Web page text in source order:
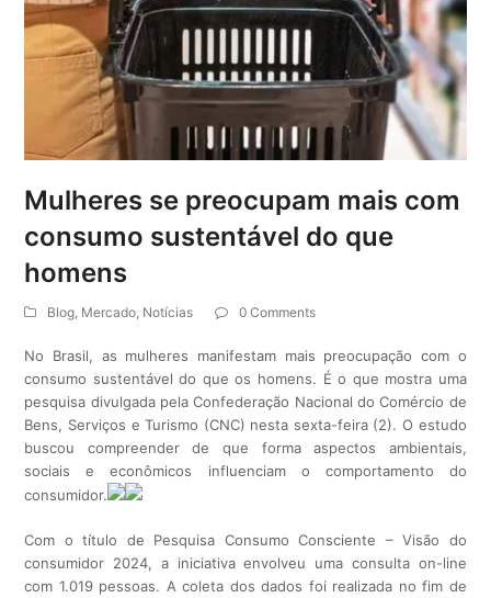
Mulheres se preocupam mais com
consumo sustentável do que
homens
Blog, Mercado, Notícias 0 Comments
No Brasil, as mulheres manifestam mais preocupação com o
consumo sustentável do que os homens. É o que mostra uma
pesquisa divulgada pela Confederação Nacional do Comércio de
Bens, Serviços e Turismo (CNC) nesta sexta-feira (2). O estudo
buscou compreender de que forma aspectos ambientais,
sociais e econômicos influenciam o comportamento do
consumidor.
Com o título de Pesquisa Consumo Consciente – Visão do
consumidor 2024, a iniciativa envolveu uma consulta on-line
com 1.019 pessoas. A coleta dos dados foi realizada no fim de